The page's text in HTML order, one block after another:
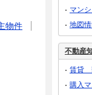
物件
マン
地図
不動産
賃貸
購入